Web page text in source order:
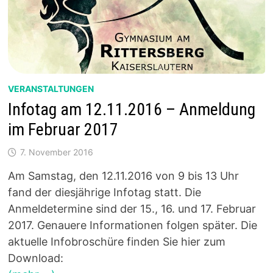
VERANSTALTUNGEN
Infotag am 12.11.2016 – Anmeldung
im Februar 2017
7. November 2016
Am Samstag, den 12.11.2016 von 9 bis 13 Uhr
fand der diesjährige Infotag statt. Die
Anmeldetermine sind der 15., 16. und 17. Februar
2017. Genauere Informationen folgen später. Die
aktuelle Infobroschüre finden Sie hier zum
Download: